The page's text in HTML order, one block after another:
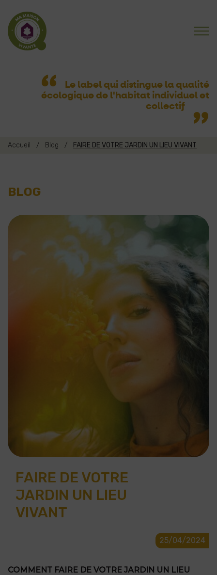
Le label qui distingue la qualité
écologiquede l'habitat individuel et
collectif
Accueil / Blog / FAIRE DE VOTRE JARDIN UN LIEU VIVANT
BLOG
FAIRE DE VOTRE
JARDIN UN LIEU
VIVANT
25/04/2024
COMMENT FAIRE DE VOTRE JARDIN UN LIEU